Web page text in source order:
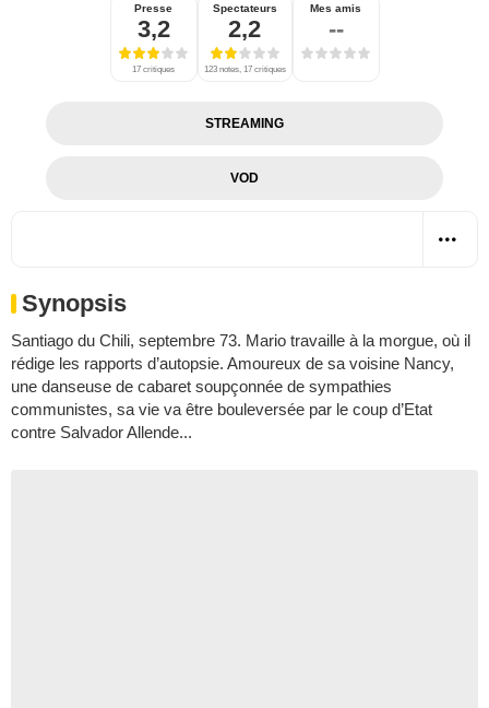
Presse
3,2
17 critiques
Spectateurs
2,2
123 notes, 17 critiques
Mes amis
--
STREAMING
VOD
Synopsis
Santiago du Chili, septembre 73. Mario travaille à la morgue, où il
rédige les rapports d’autopsie. Amoureux de sa voisine Nancy,
une danseuse de cabaret soupçonnée de sympathies
communistes, sa vie va être bouleversée par le coup d’Etat
contre Salvador Allende...